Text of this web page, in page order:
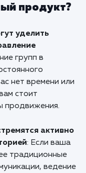
может улучшить
их
увеличить
увеличить
и расширить
хотят собрать